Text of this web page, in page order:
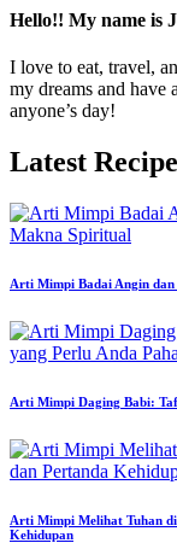
Hello!! My name is
I love to eat, travel,
my dreams and have
anyone’s day!
Latest
Arti Mimpi Badai Angin
Arti Mimpi Daging Babi:
Arti Mimpi Melihat Tuhan
Kehidupan